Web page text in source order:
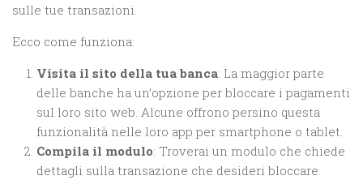
sulle tue transazioni.
Ecco come funziona:
Visita il sito della tua banca: La maggior parte
delle banche ha un’opzione per bloccare i pagamenti
sul loro sito web. Alcune offrono persino questa
funzionalità nelle loro app per smartphone o tablet.
Compila il modulo: Troverai un modulo che chiede
dettagli sulla transazione che desideri bloccare.